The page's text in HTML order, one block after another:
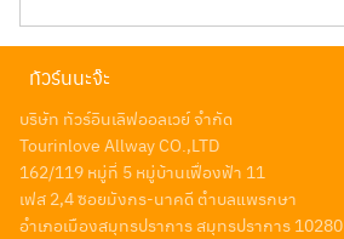
ทัวร์นนะจ๊ะ
บริษัท ทัวร์อินเลิฟออลเวย์ จำกัด
Tourinlove Allway CO.,LTD
162/119 หมู่ที่ 5 หมู่บ้านเฟื่องฟ้า 11
เฟส 2,4 ซอยมังกร-นาคดี ตำบลแพรกษา
อำเภอเมืองสมุทรปราการ สมุทรปราการ 10280